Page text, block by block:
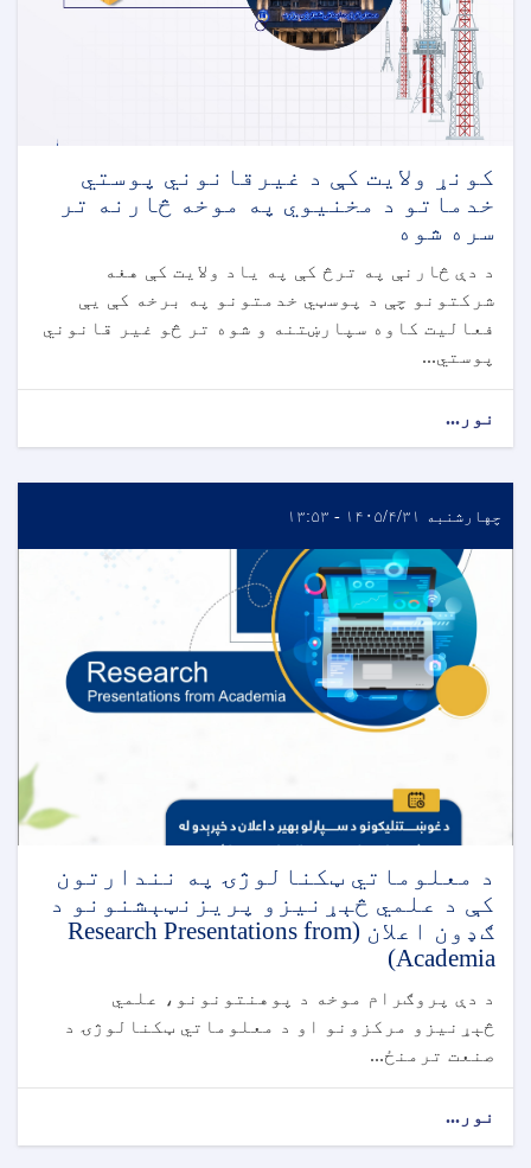
کونړ ولایت کې د غیرقانوني پوستي
خدماتو د مخنیوي په موخه څارنه تر
سره شوه
د دې څارنې په ترڅ کې په یاد ولایت کې هغه
شرکتونو چې د پوسټي خدمتونو په برخه کې یې
فعالیت کاوه سپارښتنه و شوه تر څو غیر قانوني
پوستي...
نور...
چهارشنبه ۱۴۰۵/۴/۳۱ - ۱۳:۵۳
د معلوماتي ټکنالوژۍ په نندارتون
کې د علمي څېړنیزو پریزنټېشنونو د
ګډون اعلان (Research Presentations from
Academia)
د دې پروګرام موخه د پوهنتونونو، علمي
څېړنیزو مرکزونو او د معلوماتي ټکنالوژۍ د
صنعت ترمنځ...
نور...